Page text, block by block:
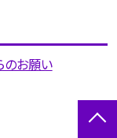
のお願い